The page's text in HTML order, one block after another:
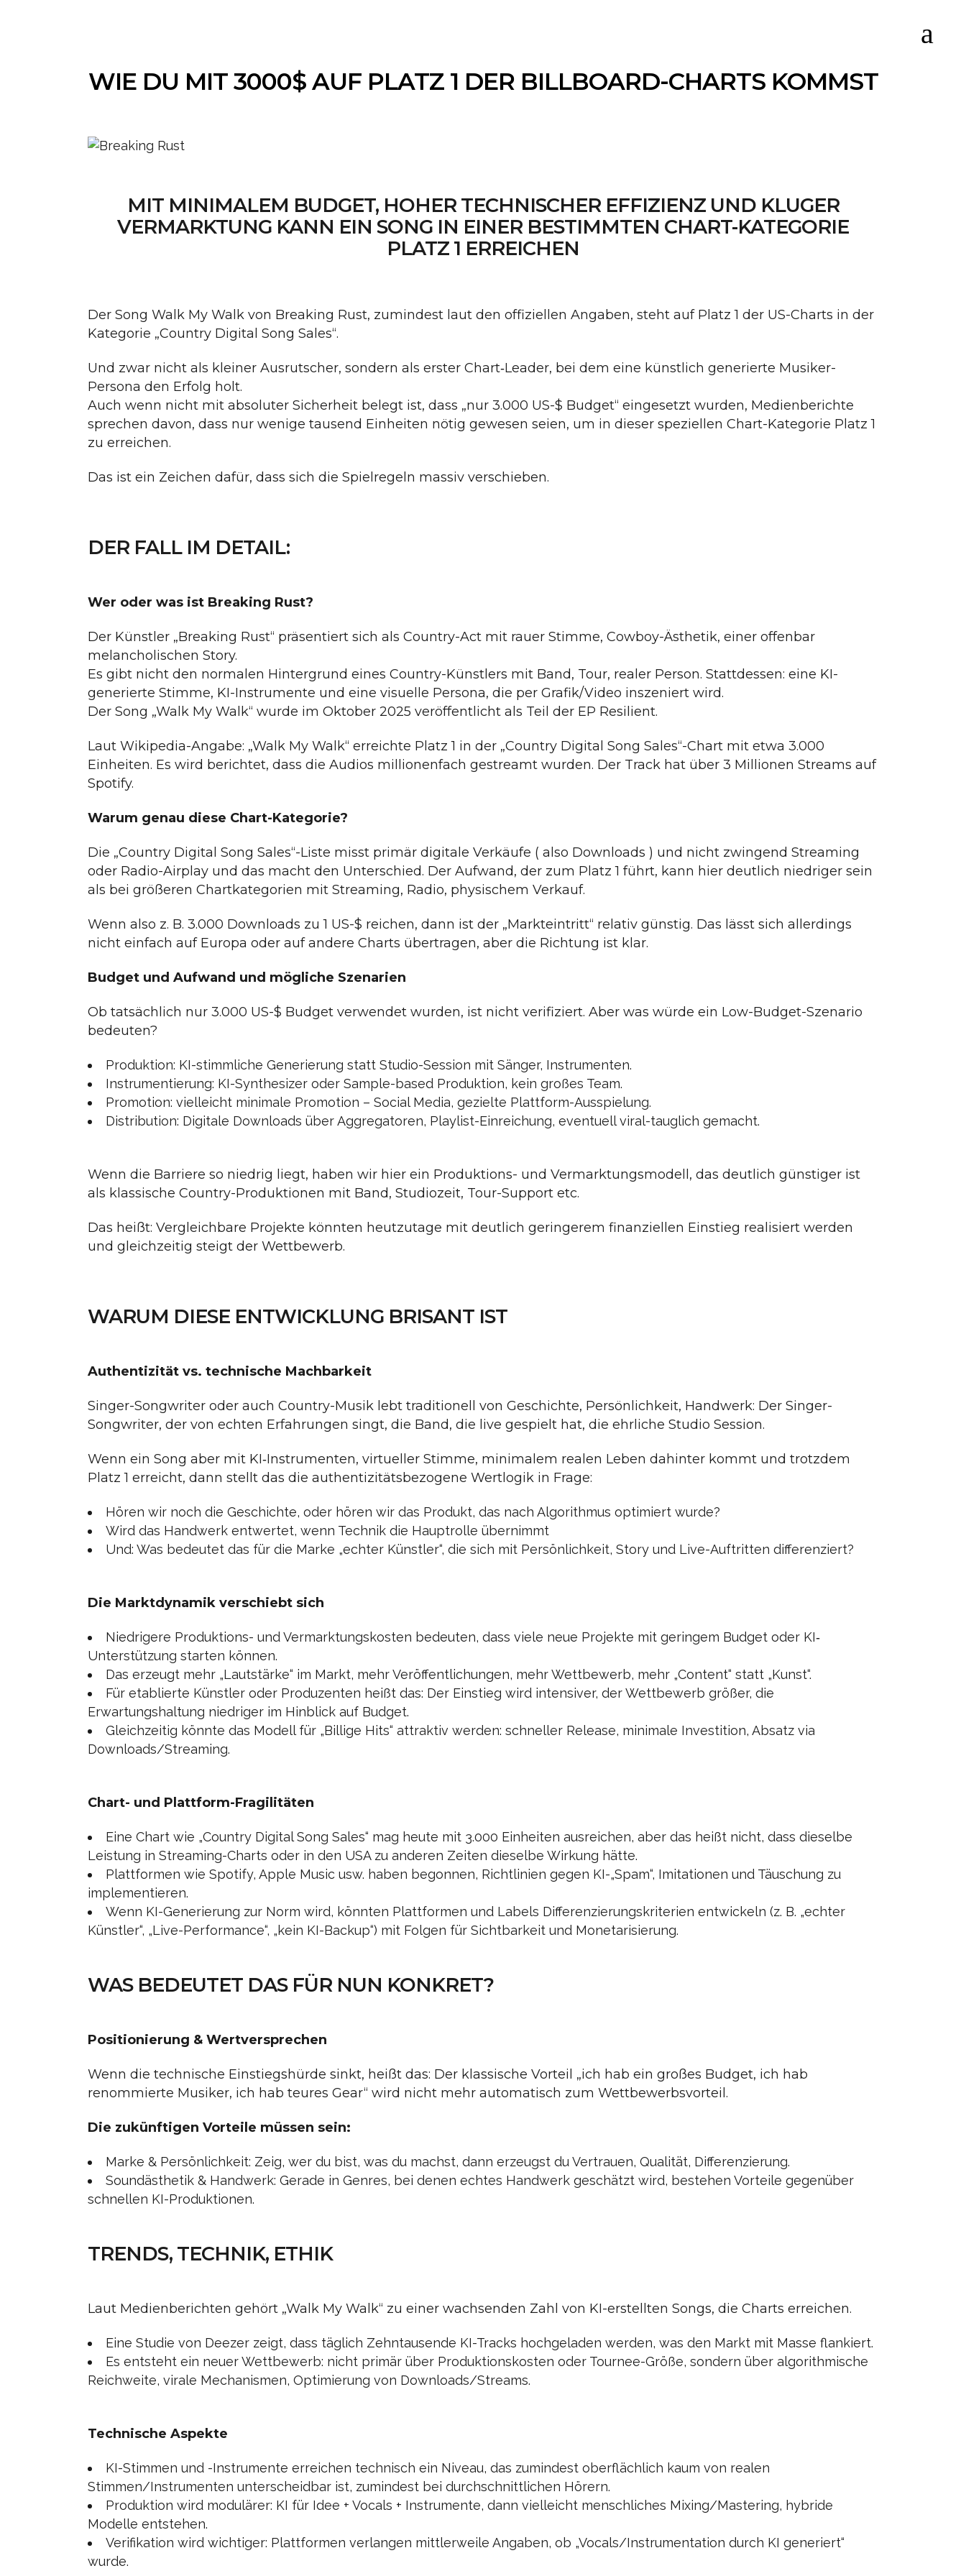
WIE DU MIT 3000$ AUF PLATZ 1 DER BILLBOARD-CHARTS KOMMST
MIT MINIMALEM BUDGET, HOHER TECHNISCHER EFFIZIENZ UND KLUGER
VERMARKTUNG KANN EIN SONG IN EINER BESTIMMTEN CHART-KATEGORIE
PLATZ 1 ERREICHEN
Der Song Walk My Walk von Breaking Rust, zumindest laut den offiziellen Angaben, steht auf Platz 1 der US-Charts in der
Kategorie „Country Digital Song Sales“.
Und zwar nicht als kleiner Ausrutscher, sondern als erster Chart‐Leader, bei dem eine künstlich generierte Musiker-
Persona den Erfolg holt.
Auch wenn nicht mit absoluter Sicherheit belegt ist, dass „nur 3.000 US-$ Budget“ eingesetzt wurden, Medienberichte
sprechen davon, dass nur wenige tausend Einheiten nötig gewesen seien, um in dieser speziellen Chart-Kategorie Platz 1
zu erreichen.
Das ist ein Zeichen dafür, dass sich die Spielregeln massiv verschieben.
DER FALL IM DETAIL:
Wer oder was ist Breaking Rust?
Der Künstler „Breaking Rust“ präsentiert sich als Country-Act mit rauer Stimme, Cowboy-Ästhetik, einer offenbar
melancholischen Story.
Es gibt nicht den normalen Hintergrund eines Country-Künstlers mit Band, Tour, realer Person. Stattdessen: eine KI-
generierte Stimme, KI-Instrumente und eine visuelle Persona, die per Grafik/Video inszeniert wird.
Der Song „Walk My Walk“ wurde im Oktober 2025 veröffentlicht als Teil der EP Resilient.
Laut Wikipedia-Angabe: „Walk My Walk“ erreichte Platz 1 in der „Country Digital Song Sales“-Chart mit etwa 3.000
Einheiten. Es wird berichtet, dass die Audios millionenfach gestreamt wurden. Der Track hat über 3 Millionen Streams auf
Spotify.
Warum genau diese Chart-Kategorie?
Die „Country Digital Song Sales“-Liste misst primär digitale Verkäufe ( also Downloads ) und nicht zwingend Streaming
oder Radio-Airplay und das macht den Unterschied. Der Aufwand, der zum Platz 1 führt, kann hier deutlich niedriger sein
als bei größeren Chartkategorien mit Streaming, Radio, physischem Verkauf.
Wenn also z. B. 3.000 Downloads zu 1 US-$ reichen, dann ist der „Markteintritt“ relativ günstig. Das lässt sich allerdings
nicht einfach auf Europa oder auf andere Charts übertragen, aber die Richtung ist klar.
Budget und Aufwand und mögliche Szenarien
Ob tatsächlich nur 3.000 US-$ Budget verwendet wurden, ist nicht verifiziert. Aber was würde ein Low-Budget-Szenario
bedeuten?
Produktion: KI-stimmliche Generierung statt Studio-Session mit Sänger, Instrumenten.
Instrumentierung: KI-Synthesizer oder Sample-based Produktion, kein großes Team.
Promotion: vielleicht minimale Promotion – Social Media, gezielte Plattform-Ausspielung.
Distribution: Digitale Downloads über Aggregatoren, Playlist-Einreichung, eventuell viral-tauglich gemacht.
Wenn die Barriere so niedrig liegt, haben wir hier ein Produktions- und Vermarktungsmodell, das deutlich günstiger ist
als klassische Country-Produktionen mit Band, Studiozeit, Tour-Support etc.
Das heißt: Vergleichbare Projekte könnten heutzutage mit deutlich geringerem finanziellen Einstieg realisiert werden
und gleichzeitig steigt der Wettbewerb.
WARUM DIESE ENTWICKLUNG BRISANT IST
Authentizität vs. technische Machbarkeit
Singer-Songwriter oder auch Country-Musik lebt traditionell von Geschichte, Persönlichkeit, Handwerk: Der Singer-
Songwriter, der von echten Erfahrungen singt, die Band, die live gespielt hat, die ehrliche Studio Session.
Wenn ein Song aber mit KI‐Instrumenten, virtueller Stimme, minimalem realen Leben dahinter kommt und trotzdem
Platz 1 erreicht, dann stellt das die authentizitätsbezogene Wertlogik in Frage:
Hören wir noch die Geschichte, oder hören wir das Produkt, das nach Algorithmus optimiert wurde?
Wird das Handwerk entwertet, wenn Technik die Hauptrolle übernimmt
Und: Was bedeutet das für die Marke „echter Künstler“, die sich mit Persönlichkeit, Story und Live-Auftritten differenziert?
Die Marktdynamik verschiebt sich
Niedrigere Produktions- und Vermarktungskosten bedeuten, dass viele neue Projekte mit geringem Budget oder KI‐
Unterstützung starten können.
Das erzeugt mehr „Lautstärke“ im Markt, mehr Veröffentlichungen, mehr Wettbewerb, mehr „Content“ statt „Kunst“.
Für etablierte Künstler oder Produzenten heißt das: Der Einstieg wird intensiver, der Wettbewerb größer, die
Erwartungshaltung niedriger im Hinblick auf Budget.
Gleichzeitig könnte das Modell für „Billige Hits“ attraktiv werden: schneller Release, minimale Investition, Absatz via
Downloads/Streaming.
Chart- und Plattform-Fragilitäten
Eine Chart wie „Country Digital Song Sales“ mag heute mit 3.000 Einheiten ausreichen, aber das heißt nicht, dass dieselbe
Leistung in Streaming-Charts oder in den USA zu anderen Zeiten dieselbe Wirkung hätte.
Plattformen wie Spotify, Apple Music usw. haben begonnen, Richtlinien gegen KI-„Spam“, Imitationen und Täuschung zu
implementieren.
Wenn KI-Generierung zur Norm wird, könnten Plattformen und Labels Differenzierungskriterien entwickeln (z. B. „echter
Künstler“, „Live-Performance“, „kein KI-Backup“) mit Folgen für Sichtbarkeit und Monetarisierung.
WAS BEDEUTET DAS FÜR NUN KONKRET?
Positionierung & Wertversprechen
Wenn die technische Einstiegshürde sinkt, heißt das: Der klassische Vorteil „ich hab ein großes Budget, ich hab
renommierte Musiker, ich hab teures Gear“ wird nicht mehr automatisch zum Wettbewerbsvorteil.
Die zukünftigen Vorteile müssen sein:
Marke & Persönlichkeit: Zeig, wer du bist, was du machst, dann erzeugst du Vertrauen, Qualität, Differenzierung.
Soundästhetik & Handwerk: Gerade in Genres, bei denen echtes Handwerk geschätzt wird, bestehen Vorteile gegenüber
schnellen KI-Produktionen.
TRENDS, TECHNIK, ETHIK
Laut Medienberichten gehört „Walk My Walk“ zu einer wachsenden Zahl von KI-erstellten Songs, die Charts erreichen.
Eine Studie von Deezer zeigt, dass täglich Zehntausende KI-Tracks hochgeladen werden, was den Markt mit Masse flankiert.
Es entsteht ein neuer Wettbewerb: nicht primär über Produktionskosten oder Tournee-Größe, sondern über algorithmische
Reichweite, virale Mechanismen, Optimierung von Downloads/Streams.
Technische Aspekte
KI-Stimmen und -Instrumente erreichen technisch ein Niveau, das zumindest oberflächlich kaum von realen
Stimmen/Instrumenten unterscheidbar ist, zumindest bei durchschnittlichen Hörern.
Produktion wird modulärer: KI für Idee + Vocals + Instrumente, dann vielleicht menschliches Mixing/Mastering, hybride
Modelle entstehen.
Verifikation wird wichtiger: Plattformen verlangen mittlerweile Angaben, ob „Vocals/Instrumentation durch KI generiert“
wurde.